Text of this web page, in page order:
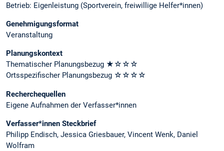
Betrieb: Eigenleistung (Sportverein, freiwillige Helfer*innen)
Genehmigungsformat
Veranstaltung
Planungskontext
Thematischer Planungsbezug ★☆☆☆
Ortsspezifischer Planungsbezug ☆☆☆☆
Recherchequellen
Eigene Aufnahmen der Verfasser*innen
Verfasser*innen Steckbrief
Philipp Endisch, Jessica Griesbauer, Vincent Wenk, Daniel
Wolfram